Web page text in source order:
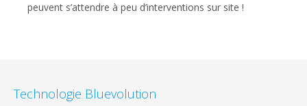
peuvent s’attendre à peu d’interventions sur site !
Technologie Bluevolution